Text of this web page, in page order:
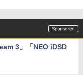
3」「NEO iDSD